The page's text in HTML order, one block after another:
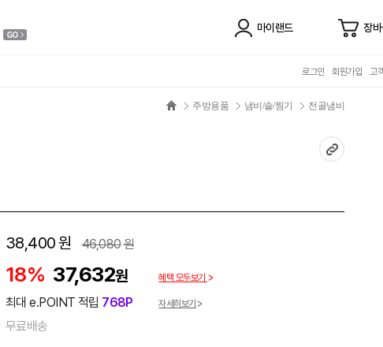
마이랜드 장
로그인 회원가입 고
주방용품 냄비/솥/찜기 전골냄비
38,400원 46,080원
18% 37,632원 혜택 모두보기
최대 e.POINT 적립 768P 자세히보기
무료배송